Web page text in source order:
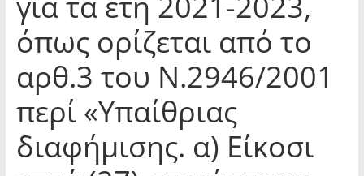
όπως ορίζεται από το
αρθ.3 του Ν.2946/2001
περί «Υπαίθριας
διαφήμισης. α) Είκοσι